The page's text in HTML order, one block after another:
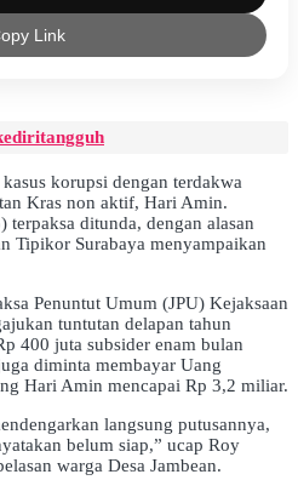
Link
korupsi dengan terdakwa
Kras non aktif, Hari Amin.
terpaksa ditunda, dengan alasan
Tipikor Surabaya menyampaikan
Penuntut Umum (JPU) Kejaksaan
tuntutan delapan tahun
400 juta subsider enam bulan
diminta membayar Uang
Hari Amin mencapai Rp 3,2 miliar.
langsung putusannya,
belum siap,” ucap Roy
warga Desa Jambean.